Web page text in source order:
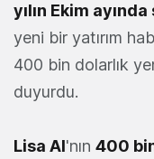
yılın Ekim
yeni bir yatırım
400 bin dolarlık
duyurdu.
Lisa AI'nın 400